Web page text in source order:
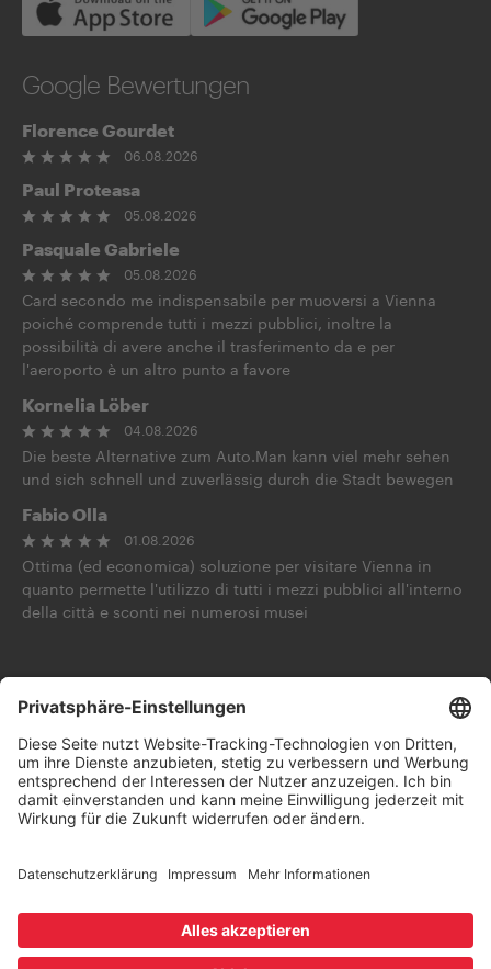
Frag die KI Folge uns auf
Google Bewertungen
Florence Gourdet
06.08.2026
Paul Proteasa
05.08.2026
Pasquale Gabriele
05.08.2026
Card secondo me indispensabile per muoversi a Vienna
poiché comprende tutti i mezzi pubblici, inoltre la
possibilità di avere anche il trasferimento da e per
l'aeroporto è un altro punto a favore
Kornelia Löber
04.08.2026
Die beste Alternative zum Auto.Man kann viel mehr sehen
und sich schnell und zuverlässig durch die Stadt bewegen
Fabio Olla
01.08.2026
Ottima (ed economica) soluzione per visitare Vienna in
quanto permette l'utilizzo di tutti i mezzi pubblici all'interno
della città e sconti nei numerosi musei
BarrierefreiheitserklärungWien.infoB2B Shop